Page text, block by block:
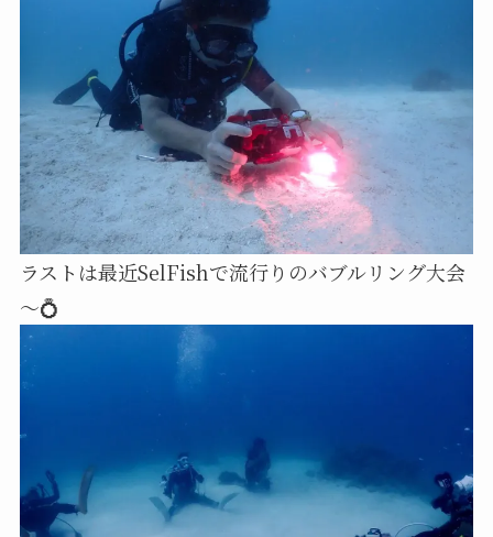
ラストは最近SelFishで流行りのバブルリング大会
～💍